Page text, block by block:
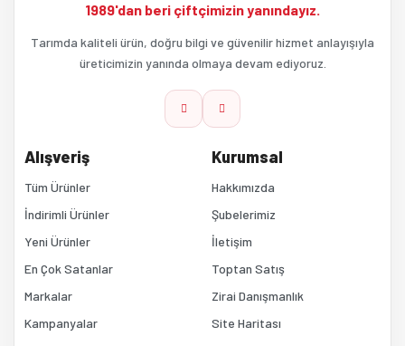
Ürün açıklamasında eksik bilgiler bulunuyor.
Bu ürüne benzer farklı alternatifler olmalı.
Gönder
1989'dan beri çiftçimizin yanındayız.
Tarımda kaliteli ürün, doğru bilgi ve güvenilir hizmet anlayışıyla
üreticimizin yanında olmaya devam ediyoruz.
Alışveriş
Tüm Ürünler
İndirimli Ürünler
Yeni Ürünler
En Çok Satanlar
Markalar
Kampanyalar
Kurumsal
Hakkımızda
Şubelerimiz
İletişim
Toptan Satış
Zirai Danışmanlık
Site Haritası